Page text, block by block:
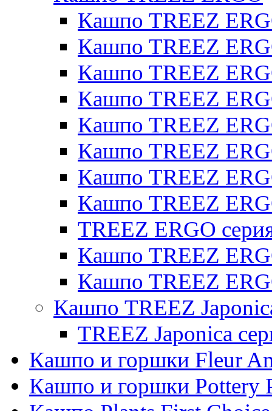
Кашпо TREEZ
Кашпо TREEZ
Кашпо TREEZ
Кашпо TREEZ
Кашпо TREEZ
Кашпо TREEZ
Кашпо TREEZ
Кашпо TREEZ
TREEZ ERGO
Кашпо TREEZ
Кашпо TREEZ
Кашпо TREEZ
TREEZ Japonica
Кашпо и горшки Fleur
Кашпо и горшки Pottery